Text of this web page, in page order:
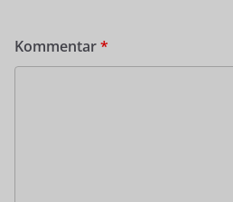
Kommentar*